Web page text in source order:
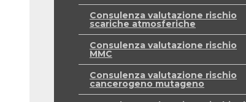
Consulenza valutazione rischio
scariche atmosferiche
Consulenza valutazione rischio
MMC
Consulenza valutazione rischio
cancerogeno mutageno